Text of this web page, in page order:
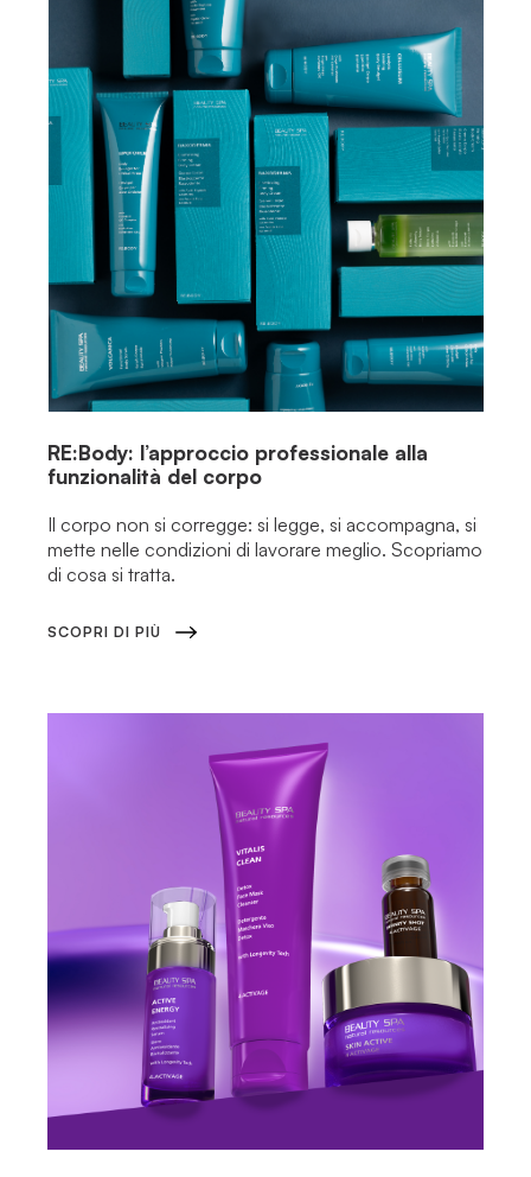
RE:Body: l’approccio professionale alla
funzionalità del corpo
Il corpo non si corregge: si legge, si accompagna, si
mette nelle condizioni di lavorare meglio. Scopriamo
di cosa si tratta.
SCOPRI DI PIÙ